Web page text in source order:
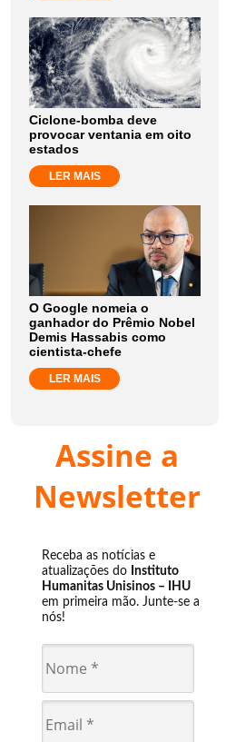
Ciclone-bomba deve
provocar ventania em oito
estados
LER MAIS
O Google nomeia o
ganhador do Prêmio Nobel
Demis Hassabis como
cientista-chefe
LER MAIS
Assine a
Newsletter
Receba as notícias e
atualizações do Instituto
Humanitas Unisinos – IHU
em primeira mão. Junte-se a
nós!